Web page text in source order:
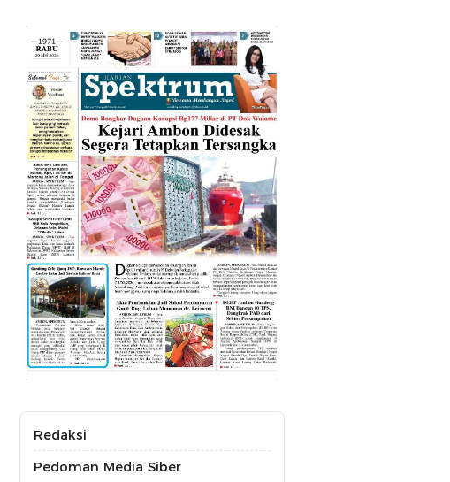
Redaksi
Pedoman Media Siber